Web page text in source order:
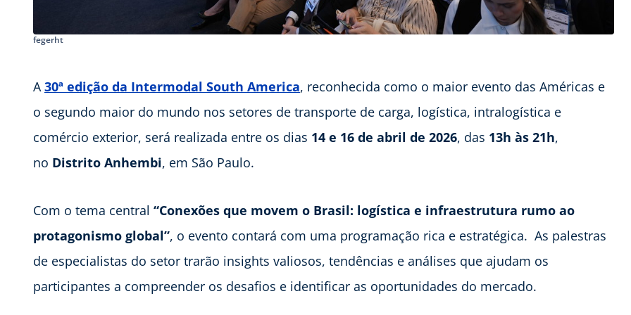
fegerht
A 30ª edição da Intermodal South America, reconhecida como o maior evento das Américas e
o segundo maior do mundo nos setores de transporte de carga, logística, intralogística e
comércio exterior, será realizada entre os dias 14 e 16 de abril de 2026, das 13h às 21h,
no Distrito Anhembi, em São Paulo.
Com o tema central “Conexões que movem o Brasil: logística e infraestrutura rumo ao
protagonismo global”, o evento contará com uma programação rica e estratégica. As palestras
de especialistas do setor trarão insights valiosos, tendências e análises que ajudam os
participantes a compreender os desafios e identificar as oportunidades do mercado.